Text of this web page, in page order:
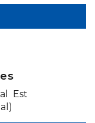
Est